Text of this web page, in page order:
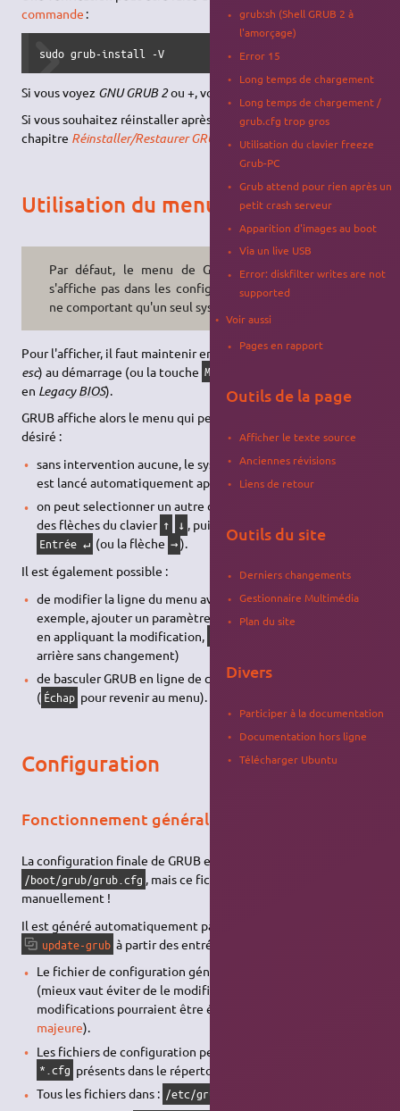
commande :
sudo grub-install -V
Si vous voyez GNU GRUB 2ou +, vous avez GRUB 2.
Si vous souhaitez réinstaller après un souci, référez vous au
chapitre Réinstaller/Restaurer GRUB 2
Utilisation du menu
Par défaut, le menu de GRUB ne
s'affiche pas dans les configurations
ne comportant qu'un seul système.
Pour l'afficher, il faut maintenir enfoncée la touche Echap
esc) au démarrage (ou la touche Maj
en LegacyBIOS).
GRUB affiche alors le menu qui permet de choisir le système
désiré :
sans intervention aucune, le système sélectionné par défaut
est lancé automatiquement après quelques secondes.
on peut selectionner un autre des systèmes affichés à l'aide
des flèches du clavier ↑ ↓ , puis le lancer avec la touche
Entrée ↵ (ou la flèche →).
Il est également possible :
de modifier la ligne du menu avec la toucheepour, par
exemple, ajouter un paramètre (
Ctrl +X: lance le système
en appliquant la modification,
arrière sans changement)
de basculer GRUB en ligne de commande avec la touche
( Échap pour revenir au menu).
Configuration
Fonctionnement général
La configuration finale de GRUB est stockée dans le fichier
/boot/grub/grub.cfg , mais ce fichier ne doit pas être modifié
manuellement !
Il est généré automatiquement par la commande
update-grub à partir des entrées suivantes :
Le fichier de configuration général :
(mieux vaut éviter de le modifier directement, les
modifications pourraient être écrasées lors d'une
majeure).
Les fichiers de configuration personnalisés : tous les fichiers
*.cfg présents dans le répertoire
Tous les fichiers dans : /etc/grub.d/
grub:sh (Shell GRUB 2 à
l'amorçage)
Error 15
Long temps de chargement
Long temps de chargement /
grub.cfg trop gros
Utilisation du clavier freeze
Grub-PC
Grub attend pour rien après un
petit crash serveur
Apparition d'images au boot
Via un live USB
Error: diskfilter writes are not
supported
Voir aussi
Pages en rapport
Outils de la page
Afficher le texte source
Anciennes révisions
Liens de retour
Outils du site
Derniers changements
Gestionnaire Multimédia
Plan du site
Divers
Participer à la documentation
Documentation hors ligne
Télécharger Ubuntu